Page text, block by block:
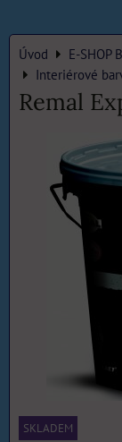
Úvod E-SHOP
Interiérové
Remal
SKLADEM